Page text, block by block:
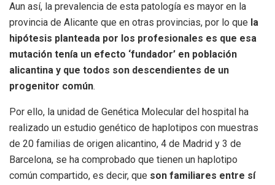
Aun así, la prevalencia de esta patología es mayor en la
provincia de Alicante que en otras provincias, por lo que la
hipótesis planteada por los profesionales es que esa
mutación tenía un efecto ‘fundador’ en población
alicantina y que todos son descendientes de un
progenitor común.
Por ello, la unidad de Genética Molecular del hospital ha
realizado un estudio genético de haplotipos con muestras
de 20 familias de origen alicantino, 4 de Madrid y 3 de
Barcelona, se ha comprobado que tienen un haplotipo
común compartido, es decir, que son familiares entre sí